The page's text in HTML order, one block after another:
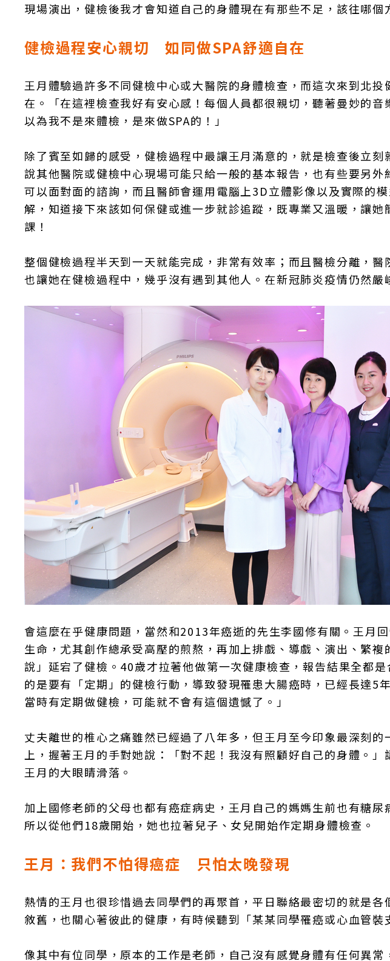
現場演出，健檢後我才會知道自己的身體現在有那些不足，該往哪個
健檢過程安心親切 如同做SPA舒適自在
王月體驗過許多不同健檢中心或大醫院的身體檢查，而這次來到北
在。「在這裡檢查我好有安心感！每個人員都很親切，聽著曼妙的
以為我不是來體檢，是來做SPA的！」
除了賓至如歸的感受，健檢過程中最讓王月滿意的，就是檢查後立
說其他醫院或健檢中心現場可能只給一般的基本報告，也有些要另
可以面對面的諮詢，而且醫師會運用電腦上3D立體影像以及實際的
解，知道接下來該如何保健或進一步就診追蹤，既專業又溫暖，讓
課！
整個健檢過程半天到一天就能完成，非常有效率；而且醫檢分離，
也讓她在健檢過程中，幾乎沒有遇到其他人。在新冠肺炎疫情仍然嚴
會這麼在乎健康問題，當然和2013年癌逝的先生李國修有關。王月
生命，尤其創作總承受高壓的煎熬，再加上排戲、導戲、演出、繁
說」延宕了健檢。40歲才拉著他做第一次健康檢查，報告結果全都
的是要有「定期」的健檢行動，導致發現罹患大腸癌時，已經長達5
當時有定期做健檢，可能就不會有這個遺憾了。」
丈夫離世的椎心之痛雖然已經過了八年多，但王月至今印象最深刻
上，握著王月的手對她說：「對不起！我沒有照顧好自己的身體。
王月的大眼睛滑落。
加上國修老師的父母也都有癌症病史，王月自己的媽媽生前也有糖尿
所以從他們18歲開始，她也拉著兒子、女兒開始作定期身體檢查。
王月：我們不怕得癌症 只怕太晚發現
熱情的王月也很珍惜過去同學們的再聚首，平日聯絡最密切的就是
敘舊，也關心著彼此的健康，有時候聽到「某某同學罹癌或心血管裝
像其中有位同學，原本的工作是老師，自己沒有感覺身體有任何異